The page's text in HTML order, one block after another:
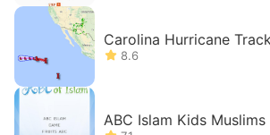
Carolina Hurricane
8.6
ABC Islam Kids Muslims